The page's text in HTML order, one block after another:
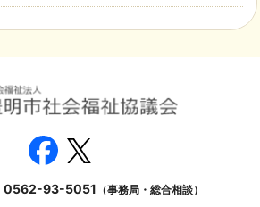
0562-93-5051 （事務局・総合相談）